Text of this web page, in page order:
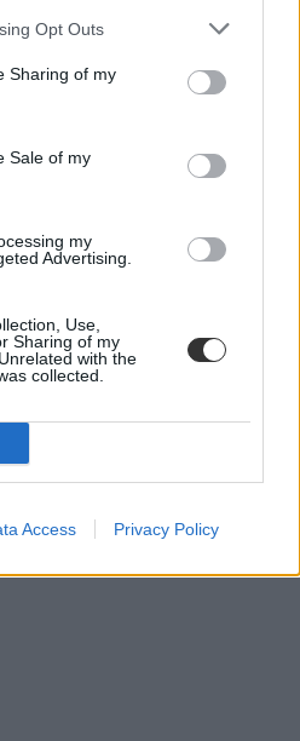
Opt Outs
Sharing of my
Sale of my
my
Advertising.
Use,
Sharing of my
with the
collected.
Access Privacy Policy